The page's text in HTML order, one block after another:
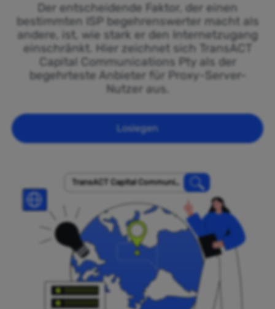
Der entscheidende Faktor, der einen
bestimmten ISP begehrenswerter macht als
andere, ist, wie stark er den Internetzugang
einschränkt. Hier zeichnet sich TransACT
Capital Communications Pty als der
begehrteste Anbieter für Proxy-Server-
Nutzer aus.
Loslegen
TransACT Capital Communic